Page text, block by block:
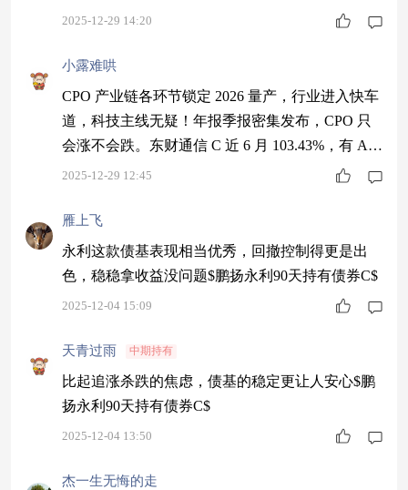
上，堪比大号余额宝，换了东财平台策略依旧，适
A$
2025-12-29 14:20
小露难哄
CPO 产业链各环节锁定 2026 量产，行业进入快车
道，科技主线无疑！年报季报密集发布，CPO 只
会涨不会跌。东财通信 C 近 6 月 103.43%，有 AI
应用的通信技术基金，纯硬件时代过去，永赢中航
财通信C$
2025-12-29 12:45
雁上飞
永利这款债基表现相当优秀，回撤控制得更是出
色，稳稳拿收益没问题$鹏扬永利90天持有债券C$
2025-12-04 15:09
天青过雨 中期持有
比起追涨杀跌的焦虑，债基的稳定更让人安心$鹏
扬永利90天持有债券C$
2025-12-04 13:50
杰一生无悔的走